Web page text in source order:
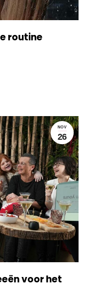
routine
NOV
26
voor het